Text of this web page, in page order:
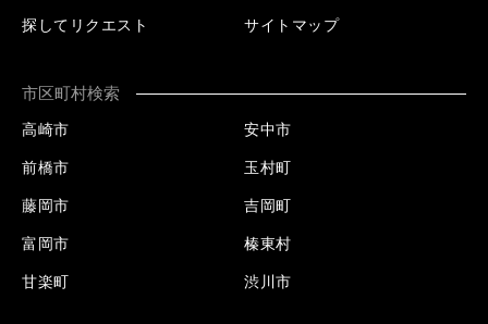
探してリクエスト
サイトマップ
市区町村検索
高崎市
前橋市
藤岡市
富岡市
甘楽町
安中市
玉村町
吉岡町
榛東村
渋川市